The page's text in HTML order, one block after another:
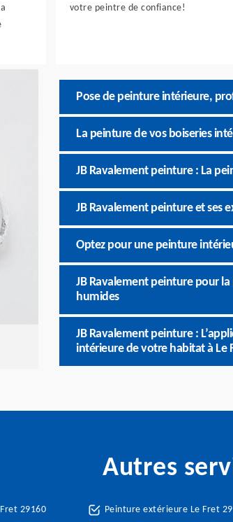
votre peintre de confiance!
Pose de peinture intérieure,
La peinture de vos boiseries
JB Ravalement peinture : La
JB Ravalement peinture et ses
Optez pour une peinture
JB Ravalement peinture pour
humides
JB Ravalement peinture :
intérieure de votre habitat à Le
Autres
29160 Peinture extérieure Le Fret